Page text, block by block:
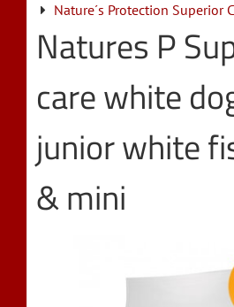
Nature´s Protection Superior
Natures P
care white
junior white
& mini